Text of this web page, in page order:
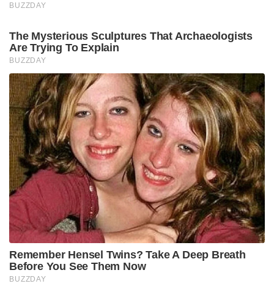
BUZZDAY
The Mysterious Sculptures That Archaeologists
Are Trying To Explain
BUZZDAY
Remember Hensel Twins? Take A Deep Breath
Before You See Them Now
BUZZDAY